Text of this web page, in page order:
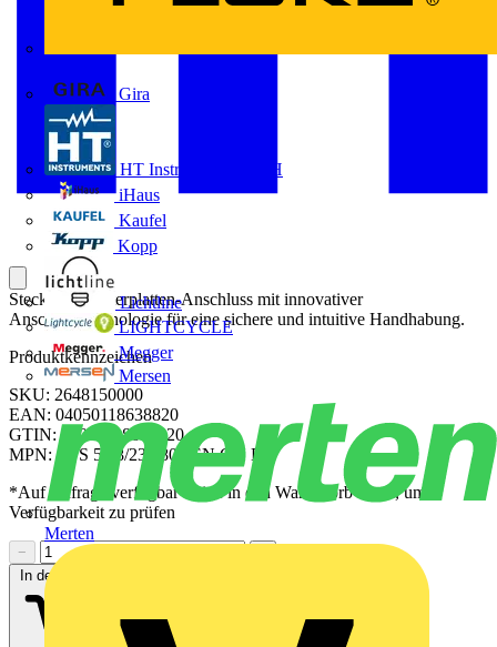
Gira
HT Instruments GmbH
iHaus
Kaufel
Kopp
Lichtline
LIGHTCYCLE
Megger
Mersen
Merten
Steckbarer Leiterplatten-Anschluss mit innovativer
Anschlusstechnologie für eine sichere und intuitive Handhabung.
Produktkennzeichen
SKU: 2648150000
EAN: 04050118638820
GTIN: 04050118638820
MPN: CPS 5.08/23/180F SN GN BX
*Auf Anfrage verfügbar - bitte in den Warenkorb legen, um
Verfügbarkeit zu prüfen
−
In den Warenkorb